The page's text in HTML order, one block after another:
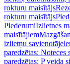
rokturu maisītājs
rokturu maisītājs
PiederumiIzlietnes
maisītājiem
izlietņu
paredzētas:
paredzētas: P veida